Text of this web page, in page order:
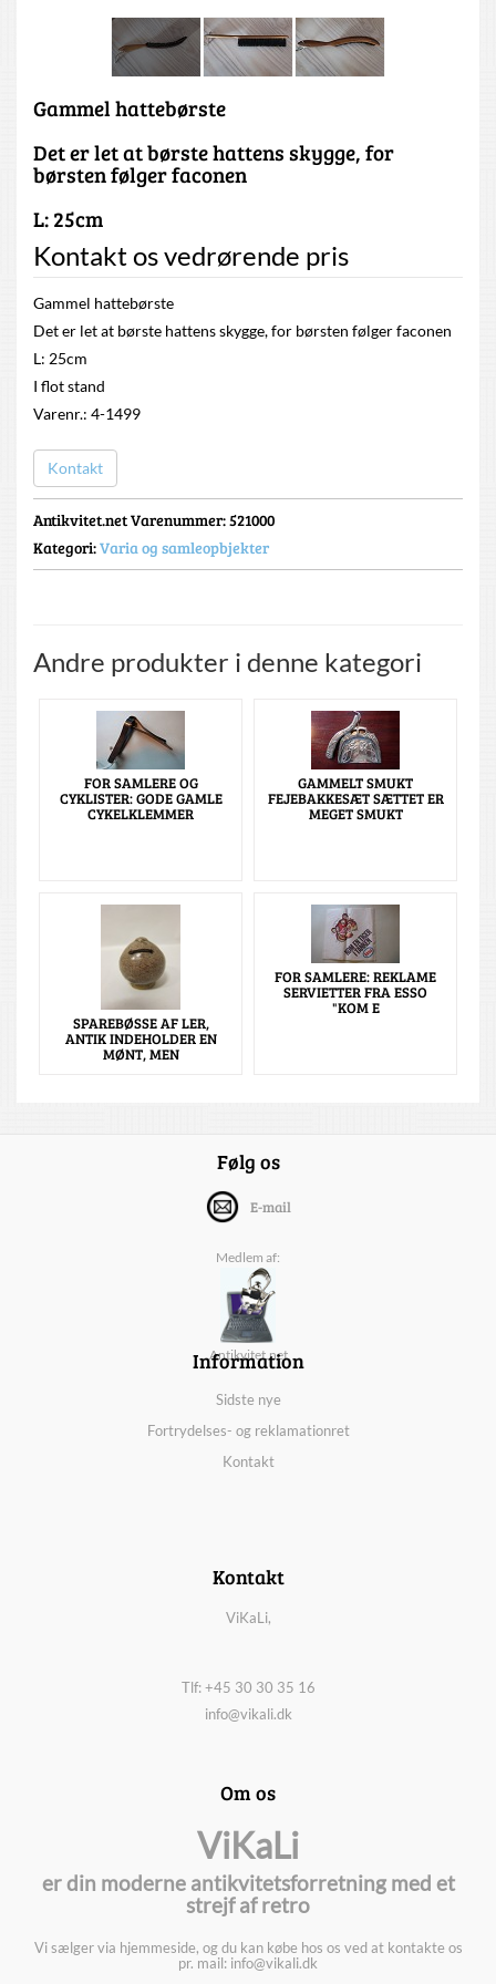
Gammel hattebørste
Det er let at børste hattens skygge, for
børsten følger faconen
L: 25cm
Kontakt os vedrørende pris
Gammel hattebørste
Det er let at børste hattens skygge, for børsten følger faconen
L: 25cm
I flot stand
Varenr.: 4-1499
Kontakt
Antikvitet.net Varenummer: 521000
Kategori:Varia og samleopbjekter
Andre produkter i denne kategori
FOR SAMLERE OG
CYKLISTER: GODE GAMLE
CYKELKLEMMER
GAMMELT SMUKT
FEJEBAKKESÆT SÆTTET ER
MEGET SMUKT
SPAREBØSSE AF LER,
ANTIK INDEHOLDER EN
MØNT, MEN
FOR SAMLERE: REKLAME
SERVIETTER FRA ESSO
"KOM E
Følg os
E-mail
Medlem af:
Antikvitet.net
Information
Sidste nye
Fortrydelses- og reklamationret
Kontakt
Kontakt
ViKaLi,
Tlf: +45 30 30 35 16
info@vikali.dk
Om os
ViKaLi
er din moderne antikvitetsforretning med et
strejf af retro
Vi sælger via hjemmeside, og du kan købe hos os ved at kontakte os
pr. mail: info@vikali.dk